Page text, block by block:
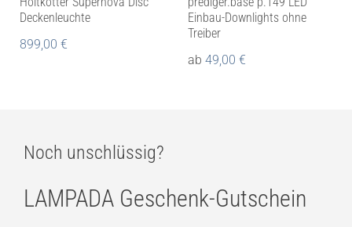
Deckenleuchte
899,00 €
Einbau-Downlights ohne
Treiber
ab 49,00 €
Noch unschlüssig?
LAMPADA Geschenk-Gutschein